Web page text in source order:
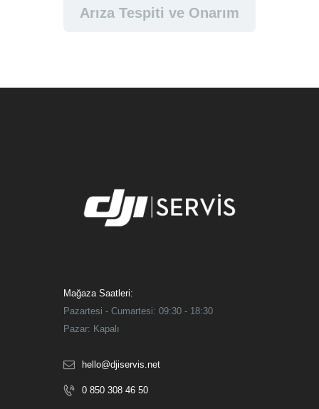
Arıza Tespiti ve Onarım
Mağaza Saatleri:
Pazartesi - Cumartesi: 09:30 - 18:30
Pazar: Kapalı
hello@djiservis.net
0 850 308 46 50